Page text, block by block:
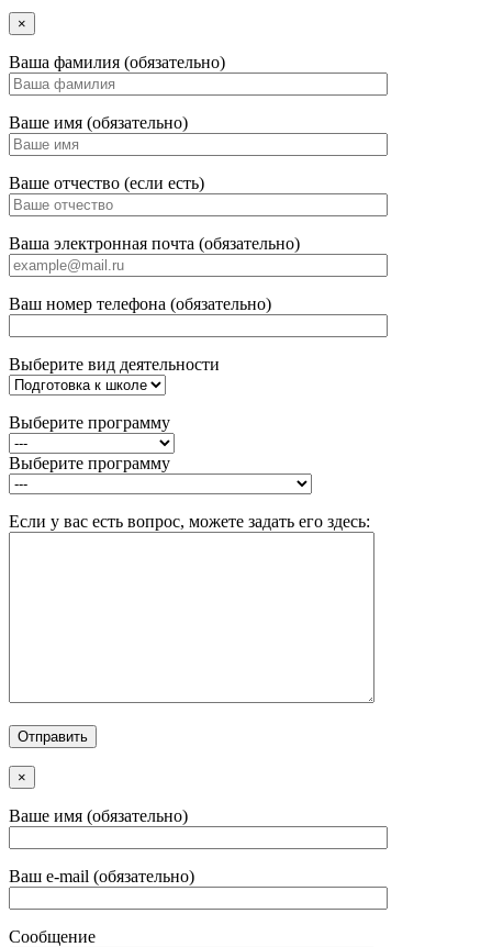
×
Ваша фамилия (обязательно)
Ваше имя (обязательно)
Ваше отчество (если есть)
Ваша электронная почта (обязательно)
Ваш номер телефона (обязательно)
Выберите вид деятельности
Выберите программу
Выберите программу
Если у вас есть вопрос, можете задать его здесь:
×
Ваше имя (обязательно)
Ваш e-mail (обязательно)
Сообщение